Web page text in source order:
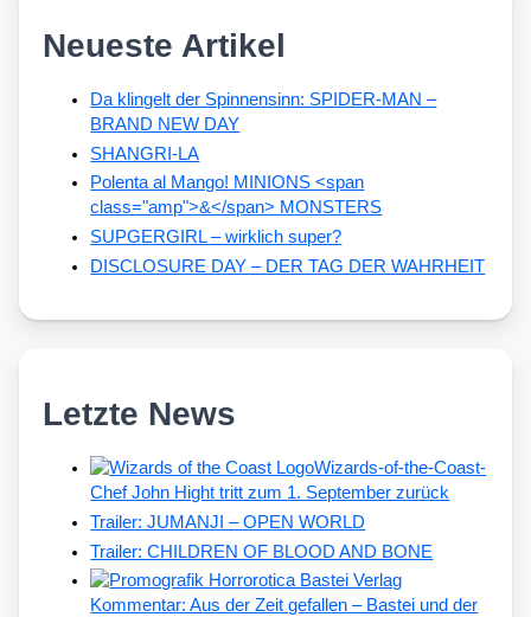
Neueste Artikel
Da klingelt der Spinnensinn: SPIDER-MAN –
BRAND NEW DAY
SHANGRI-LA
Polenta al Mango! MINIONS <span
class="amp">&</span> MONSTERS
SUPGERGIRL – wirklich super?
DISCLOSURE DAY – DER TAG DER WAHRHEIT
Letzte News
Wizards-of-the-Coast-
Chef John Hight tritt zum 1. September zurück
Trailer: JUMANJI – OPEN WORLD
Trailer: CHILDREN OF BLOOD AND BONE
Kommentar: Aus der Zeit gefallen – Bastei und der